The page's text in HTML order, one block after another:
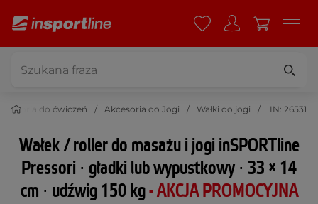
do ćwiczeń Akcesoria do Jogi Wałki do jogi IN: 26531
Wałek / roller do masażu i jogi inSPORTline
Pressori ∙ gładki lub wypustkowy ∙ 33 × 14
cm ∙ udźwig 150 kg- AKCJA PROMOCYJNA